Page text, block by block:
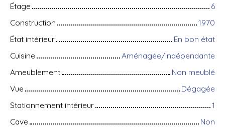
Étage
6
Construction
1970
État intérieur
En bon état
Cuisine
Aménagée/Indépendante
Ameublement
Non meublé
Vue
Dégagée
Stationnement intérieur
1
Cave
Non